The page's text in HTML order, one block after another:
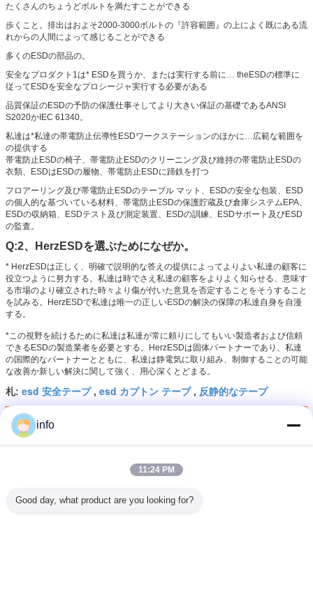
たくさんのちょうどボルトを満たすことができる
歩くこと。排出はおよそ2000-3000ボルトの『許容範囲』の上によく既にある流
れからの人間によって感じることができる
多くのESDの部品の。
安全なプロダクト1は* ESDを買うか、または実行する前に… theESDの標準に
従ってESDを安全なプロシージャ実行する必要がある
品質保証のESDの予防の保護仕事そしてより大きい保証の基礎であるANSI
S2020かIEC 61340。
私達は*私達の帯電防止伝導性ESDワークステーションのほかに…広範な範囲を
の提供する
帯電防止ESDの椅子、帯電防止ESDのクリーニング及び維持の帯電防止ESDの
衣類、ESDはESDの履物、帯電防止ESDに蹄鉄を打つ
フロアーリング及び帯電防止ESDのテーブル マット、ESDの安全な包装、ESD
の個人的な基づいている材料、帯電防止ESDの保護貯蔵及び倉庫システムEPA、
ESDの収納箱、ESDテスト及び測定装置、ESDの訓練、ESDサポート及びESD
の監査。
Q:2、HerzESDを選ぶためになぜか。
* HerzESDは正しく、明確で説明的な答えの提供によってよりよい私達の顧客に
役立つように努力する。私達は時でさえ私達の顧客をよりよく知らせる、意味す
る市場のより確立された時々より傷が付いた意見を否定することをそうすること
を試みる。HerzESDで私達は唯一の正しいESDの解決の保障の私達自身を自漫
する。
*この視野を続けるために私達は私達が常に頼りにしてもいい製造者および信頼
できるESDの製造業者を必要とする。HerzESDは固体パートナーであり、私達
の国際的なパートナーとともに、私達は静電気に取り組み、制御することの可能
な改善か新しい解決に関して強く、用心深くとどまる。
札: esd 安全テープ, esd カプトン テープ, 反静的なテープ
金の高温のための粘着テープを覆う
info
11:24 PM
Good day, what product are you looking for?